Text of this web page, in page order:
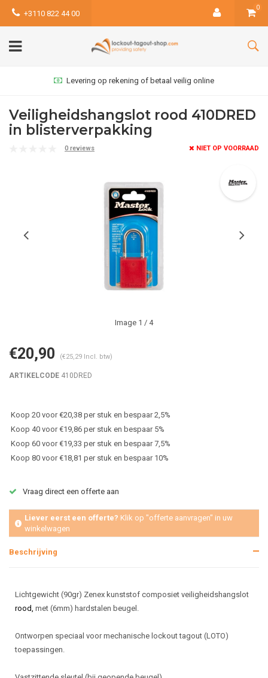
+3110 822 44 00
0
Levering op rekening of betaal veilig online
Veiligheidshangslot rood 410DRED
in blisterverpakking
0 reviews NIET OP VOORRAAD
Image 1 / 4
€20,90 (€25,29 Incl. btw)
ARTIKELCODE 410DRED
Koop 20 voor €20,38 per stuk en bespaar 2,5%
Koop 40 voor €19,86 per stuk en bespaar 5%
Koop 60 voor €19,33 per stuk en bespaar 7,5%
Koop 80 voor €18,81 per stuk en bespaar 10%
Vraag direct een offerte aan
Liever eerst een offerte? Klik op "offerte aanvragen" in uw
winkelwagen
Beschrijving
Lichtgewicht (90gr) Zenex kunststof composiet veiligheidshangslot
rood, met (6mm) hardstalen beugel.
Ontworpen speciaal voor mechanische lockout tagout (LOTO)
toepassingen.